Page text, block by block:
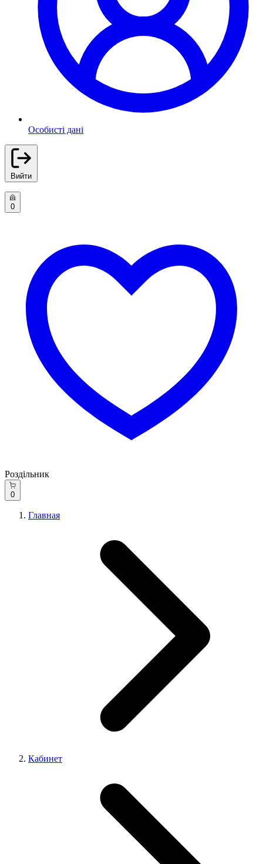
Особисті дані
Вийти
0
Роздільник
0
Главная
Кабинет